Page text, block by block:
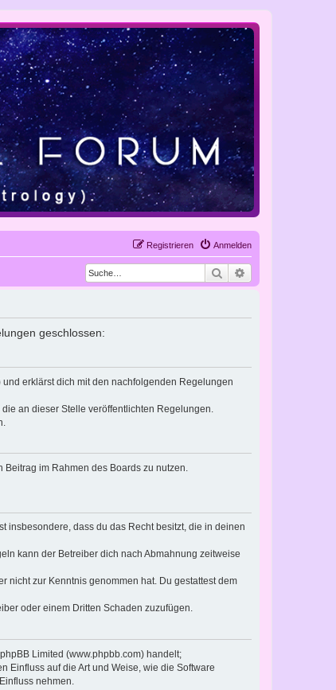
Anmelden
Registrieren
Suche
geschlossen:
und erklärst dich mit den nachfolgenden Regelungen
an dieser Stelle veröffentlichten Regelungen.
im Rahmen des Boards zu nutzen.
insbesondere, dass du das Recht besitzt, die in deinen
kann der Betreiber dich nach Abmahnung zeitweise
nicht zur Kenntnis genommen hat. Du gestattest dem
oder einem Dritten Schaden zuzufügen.
Limited (www.phpbb.com) handelt;
Einfluss auf die Art und Weise, wie die Software
nehmen.